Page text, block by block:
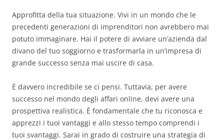
Approfitta della tua situazione. Vivi in un mondo che le
precedenti generazioni di imprenditori non avrebbero mai
potuto immaginare. Hai il potere di avviare un’azienda dal
divano del tuo soggiorno e trasformarla in un’impresa di
grande successo senza mai uscire di casa.
È davvero incredibile se ci pensi. Tuttavia, per avere
successo nel mondo degli affari online, devi avere una
prospettiva realistica. È fondamentale che tu riconosca e
apprezzi i tuoi vantaggi e allo stesso tempo comprendi i
tuoi svantaggi. Sarai in grado di costruire una strategia di